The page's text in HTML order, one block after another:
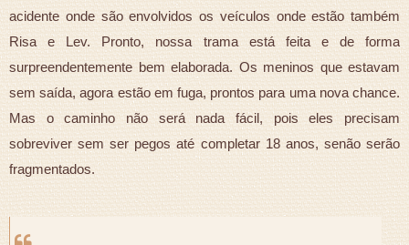
acidente onde são envolvidos os veículos onde estão também
Risa e Lev. Pronto, nossa trama está feita e de forma
surpreendentemente bem elaborada. Os meninos que estavam
sem saída, agora estão em fuga, prontos para uma nova chance.
Mas o caminho não será nada fácil, pois eles precisam
sobreviver sem ser pegos até completar 18 anos, senão serão
fragmentados.